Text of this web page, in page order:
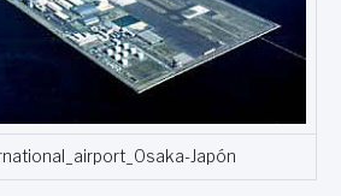
Japón